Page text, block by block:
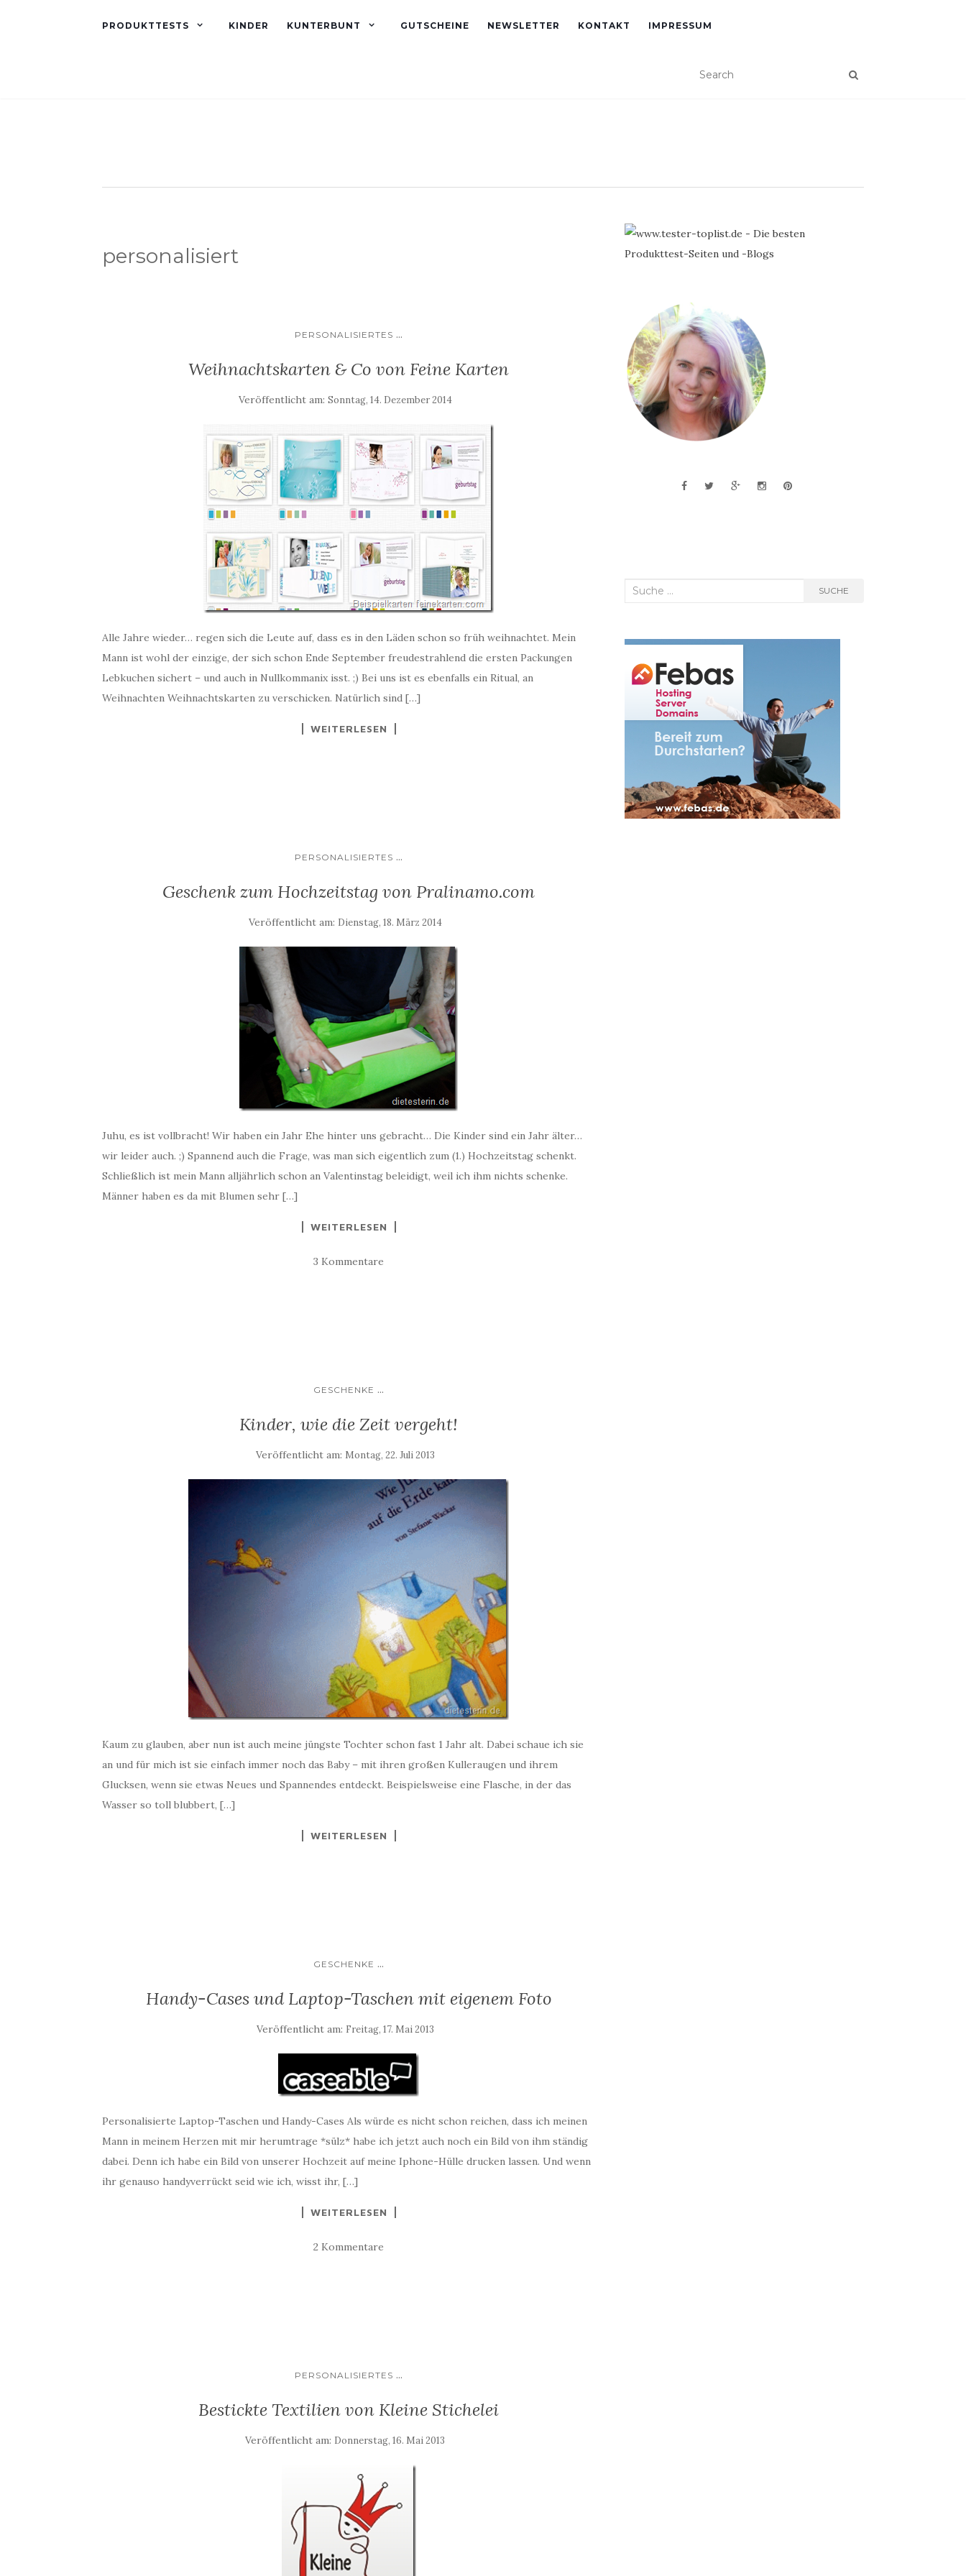
PRODUKTTESTS KINDER KUNTERBUNT GUTSCHEINE NEWSLETTER KONTAKT IMPRESSUM
personalisiert
PERSONALISIERTES ...
Weihnachtskarten & Co von Feine Karten
Veröffentlicht am: Sonntag, 14. Dezember 2014
Alle Jahre wieder… regen sich die Leute auf, dass es in den Läden schon so früh weihnachtet. Mein
Mann ist wohl der einzige, der sich schon Ende September freudestrahlend die ersten Packungen
Lebkuchen sichert – und auch in Nullkommanix isst. ;) Bei uns ist es ebenfalls ein Ritual, an
Weihnachten Weihnachtskarten zu verschicken. Natürlich sind […]
WEITERLESEN
PERSONALISIERTES ...
Geschenk zum Hochzeitstag von Pralinamo.com
Veröffentlicht am: Dienstag, 18. März 2014
Juhu, es ist vollbracht! Wir haben ein Jahr Ehe hinter uns gebracht… Die Kinder sind ein Jahr älter…
wir leider auch. ;) Spannend auch die Frage, was man sich eigentlich zum (1.) Hochzeitstag schenkt.
Schließlich ist mein Mann alljährlich schon an Valentinstag beleidigt, weil ich ihm nichts schenke.
Männer haben es da mit Blumen sehr […]
WEITERLESEN
3 Kommentare
GESCHENKE ...
Kinder, wie die Zeit vergeht!
Veröffentlicht am: Montag, 22. Juli 2013
Kaum zu glauben, aber nun ist auch meine jüngste Tochter schon fast 1 Jahr alt. Dabei schaue ich sie
an und für mich ist sie einfach immer noch das Baby – mit ihren großen Kulleraugen und ihrem
Glucksen, wenn sie etwas Neues und Spannendes entdeckt. Beispielsweise eine Flasche, in der das
Wasser so toll blubbert, […]
WEITERLESEN
GESCHENKE ...
Handy-Cases und Laptop-Taschen mit eigenem Foto
Veröffentlicht am: Freitag, 17. Mai 2013
Personalisierte Laptop-Taschen und Handy-Cases Als würde es nicht schon reichen, dass ich meinen
Mann in meinem Herzen mit mir herumtrage *sülz* habe ich jetzt auch noch ein Bild von ihm ständig
dabei. Denn ich habe ein Bild von unserer Hochzeit auf meine Iphone-Hülle drucken lassen. Und wenn
ihr genauso handyverrückt seid wie ich, wisst ihr, […]
WEITERLESEN
2 Kommentare
PERSONALISIERTES ...
Bestickte Textilien von Kleine Stichelei
Veröffentlicht am: Donnerstag, 16. Mai 2013
Suche
SUCHE